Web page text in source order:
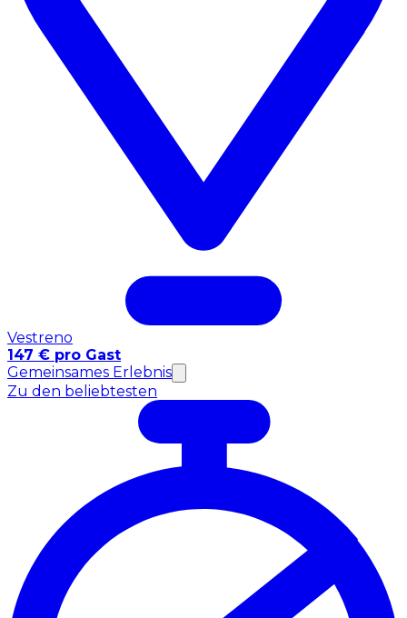
Vestreno
147 € pro Gast
Gemeinsames Erlebnis
Zu den beliebtesten